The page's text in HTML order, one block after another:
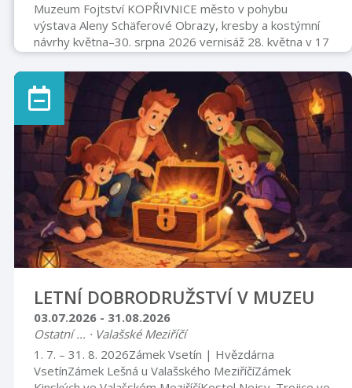
Muzeum Fojtství KOPŘIVNICE město v pohybu
výstava Aleny Schäferové Obrazy, kresby a kostýmní
návrhy května–30. srpna 2026 vernisáž 28. května v 17
hodin Muzeum Fojtství v Kopřivnici
www.muzeumfojtstvi.cz
LETNÍ DOBRODRUŽSTVÍ V MUZEU
03.07.2026 - 31.08.2026
Ostatní ... · Valašské Meziříčí
1. 7. – 31. 8. 2026Zámek Vsetín | Hvězdárna
VsetínZámek Lešná u Valašského MeziříčíZámek